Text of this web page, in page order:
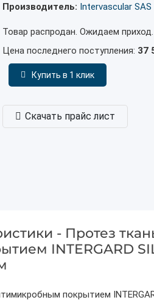
Производитель: Intervascular SAS
Товар распродан. Ожидаем приход.
Цена последнего поступления: 37
Купить в 1 клик
Скачать прайс лист
- Протез
INTERGARD
покрытием